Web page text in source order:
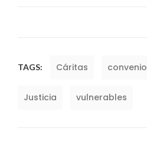
TAGS: Cáritas convenio
Justicia vulnerables